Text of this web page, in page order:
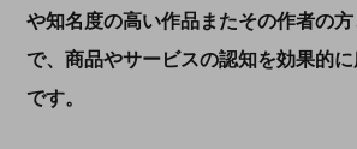
や知名度の高い作品またその作者の
で、商品やサービスの認知を効果的
です。